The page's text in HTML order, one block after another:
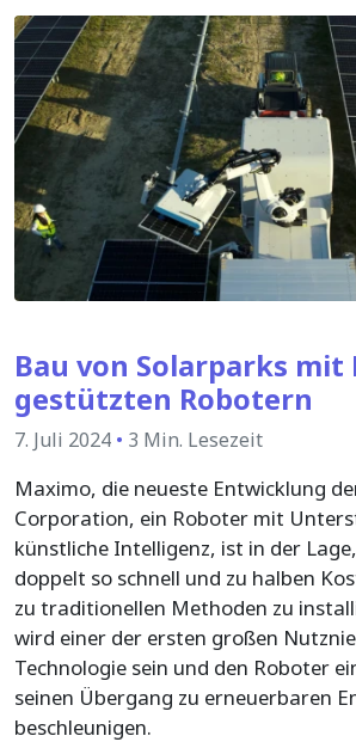
Bau von Solarparks mit
gestützten Robotern
7. Juli 2024 • 3 Min. Lesezeit
Maximo, die neueste Entwicklung
Corporation, ein Roboter mit
künstliche Intelligenz, ist in der
doppelt so schnell und zu halben
zu traditionellen Methoden zu
wird einer der ersten großen
Technologie sein und den Roboter
seinen Übergang zu erneuerbaren
beschleunigen.